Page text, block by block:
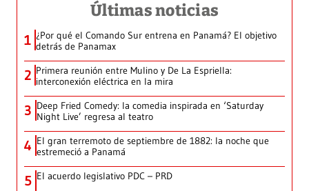
Últimas noticias
1 ¿Por qué el Comando Sur entrena en Panamá? El objetivo
detrás de Panamax
2 Primera reunión entre Mulino y De La Espriella:
interconexión eléctrica en la mira
3 Deep Fried Comedy: la comedia inspirada en ‘Saturday
Night Live’ regresa al teatro
4 El gran terremoto de septiembre de 1882: la noche que
estremeció a Panamá
5 El acuerdo legislativo PDC – PRD